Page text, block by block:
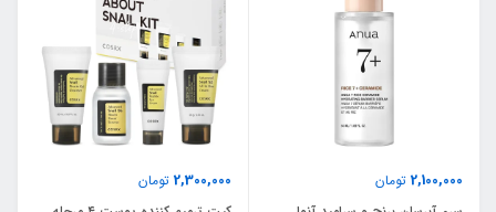
2,100,000 تومان 2,300,000 تومان